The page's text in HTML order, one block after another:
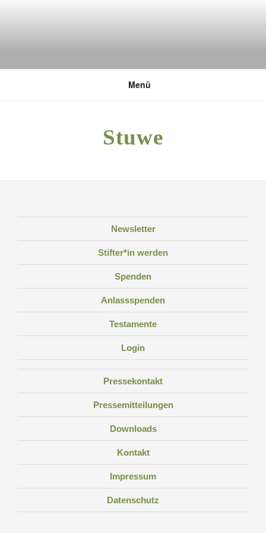
DEUTSCHE UMWELTSTIFTUNG
Menü
Stuwe
Newsletter
Stifter*in werden
Spenden
Anlassspenden
Testamente
Login
Pressekontakt
Pressemitteilungen
Downloads
Kontakt
Impressum
Datenschutz